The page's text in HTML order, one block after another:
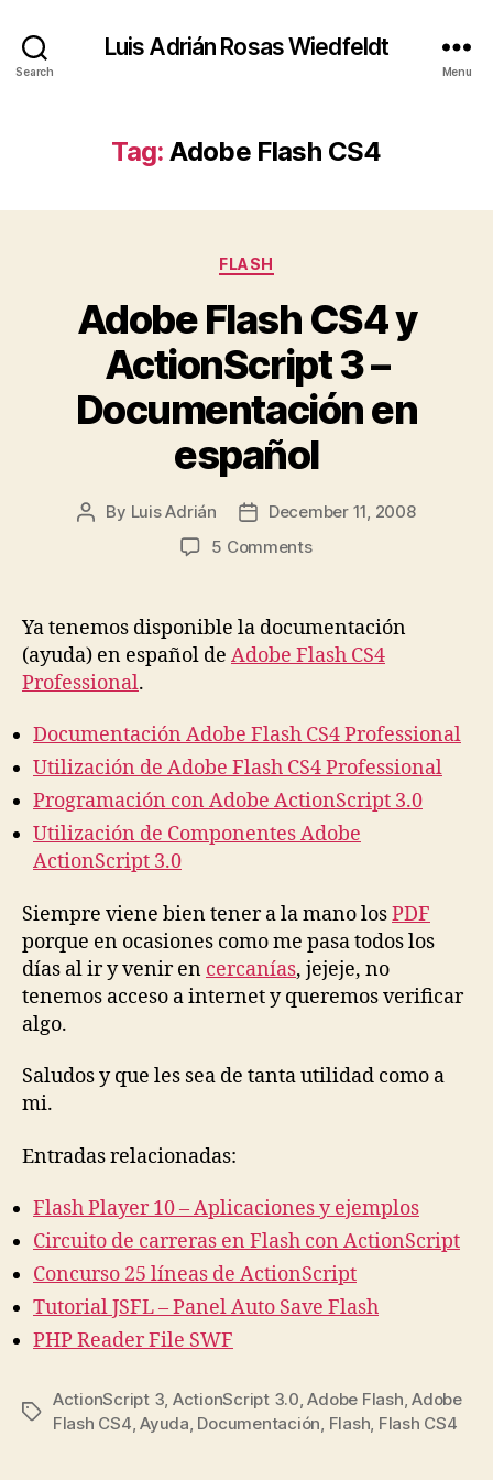
Search
Luis Adrián Rosas Wiedfeldt
Menu
Tag: Adobe Flash CS4
Categories
FLASH
Adobe Flash CS4 y
ActionScript 3 –
Documentación en
español
Post
By Luis Adrián
PostDecember 11, 2008
5 Commentson
y
ActionScript
Documentación
en
español
Ya tenemos disponible la documentación
(ayuda) en español de Adobe Flash CS4
Professional.
Documentación Adobe Flash CS4 Professional
Utilización de Adobe Flash CS4 Professional
Programación con Adobe ActionScript 3.0
Utilización de Componentes Adobe
ActionScript 3.0
Siempre viene bien tener a la mano losPDF
porque en ocasiones como me pasa todos los
días al ir y venir en cercanías, jejeje, no
tenemos acceso a internet y queremos verificar
algo.
Saludos y que les sea de tanta utilidad como a
mi.
Entradas relacionadas:
Flash Player 10 – Aplicaciones y ejemplos
Circuito de carreras en Flash con ActionScript
Concurso 25 líneas de ActionScript
Tutorial JSFL – Panel Auto Save Flash
PHP Reader File SWF
Tags
ActionScript 3, ActionScript 3.0,Adobe Flash,Adobe
Flash CS4,Ayuda, Documentación, Flash, Flash CS4